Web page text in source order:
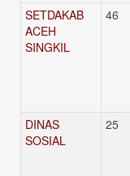
SETDAKAB
ACEH
SINGKIL
46
DINAS
SOSIAL
25